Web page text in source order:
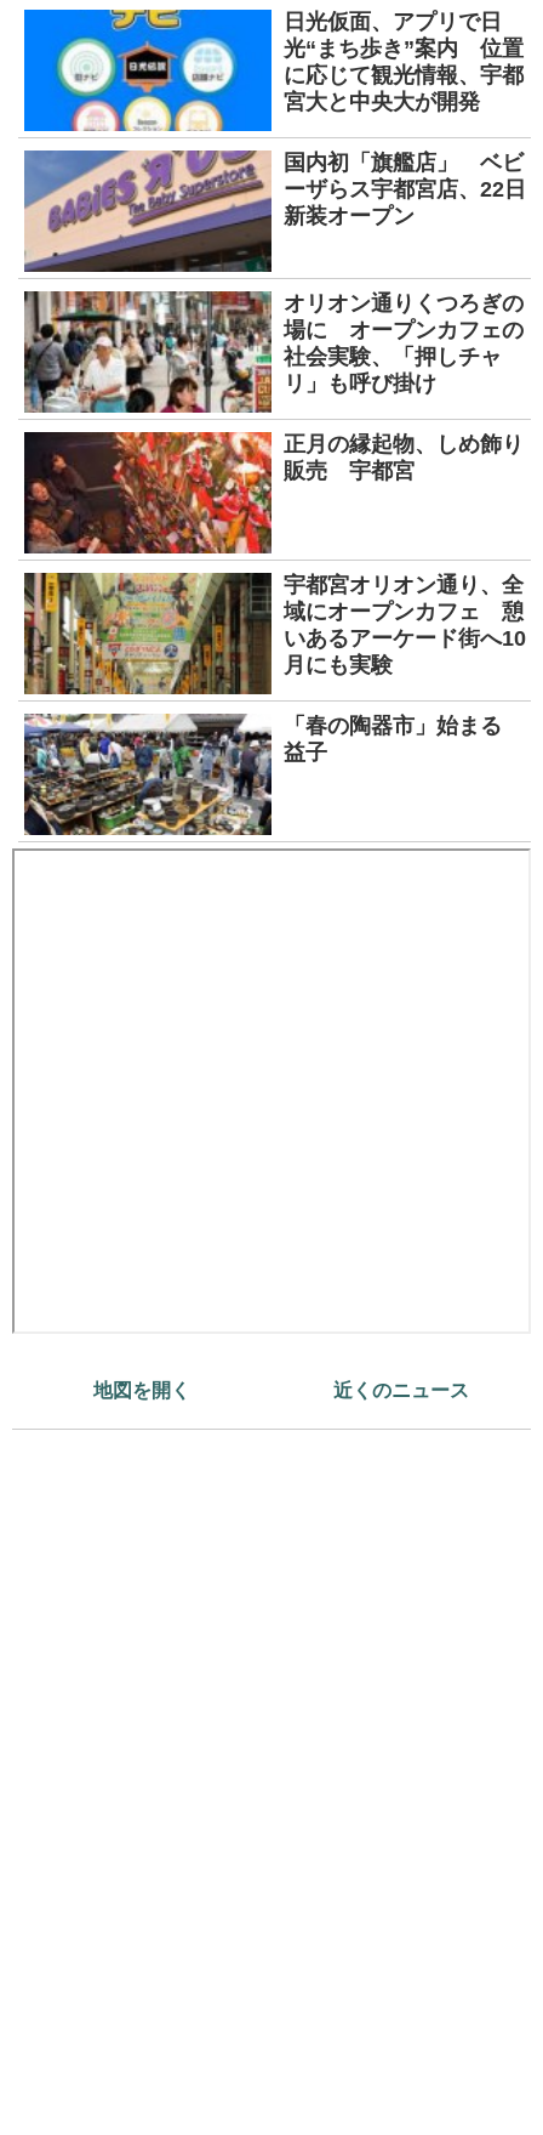
日光仮面、アプリで日
光“まち歩き”案内 位置
に応じて観光情報、宇都
宮大と中央大が開発
国内初「旗艦店」 ベビ
ーザらス宇都宮店、22日
新装オープン
オリオン通りくつろぎの
場に オープンカフェの
社会実験、「押しチャ
リ」も呼び掛け
正月の縁起物、しめ飾り
販売 宇都宮
宇都宮オリオン通り、全
域にオープンカフェ 憩
いあるアーケード街へ10
月にも実験
「春の陶器市」始まる
益子
地図を開く 近くのニュース